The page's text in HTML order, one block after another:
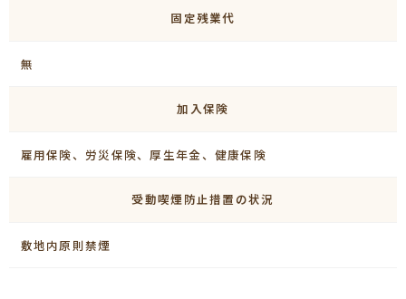
固定残業代
無
加入保険
雇用保険、労災保険、厚生年金、健康保険
受動喫煙防止措置の状況
敷地内原則禁煙